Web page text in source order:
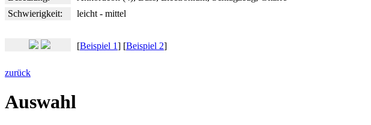
Schwierigkeit:
leicht - mittel
[Beispiel 1] [Beispiel 2]
zurück
Auswahl